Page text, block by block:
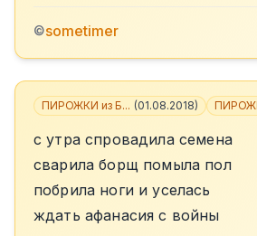
©sometimer
ПИРОЖКИ из Б... (01.08.2018)
с утра спровадила семена
сварила борщ помыла пол
побрила ноги и уселась
ждать афанасия с войны